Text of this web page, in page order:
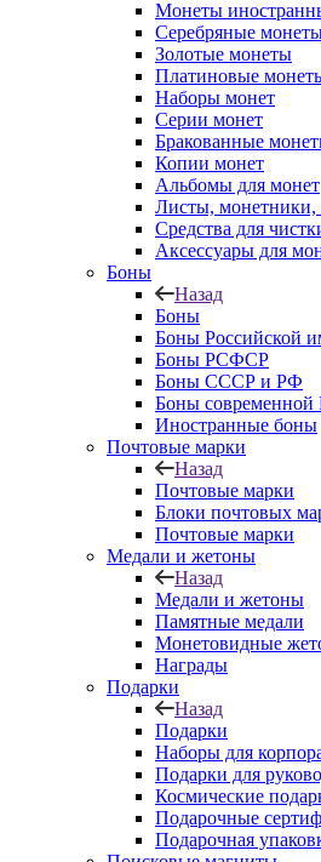
Монеты
Серебряные
Золотые монеты
Платиновые
Наборы монет
Серии монет
Бракованные
Копии монет
Альбомы для монет
Листы, монетники,
Средства для
Аксессуары для
Боны
Назад
Боны
Боны Российской
Боны РСФСР
Боны СССР и РФ
Боны современной
Иностранные боны
Почтовые марки
Назад
Почтовые марки
Блоки почтовых
Почтовые марки
Медали и жетоны
Назад
Медали и жетоны
Памятные медали
Монетовидные
Награды
Подарки
Назад
Подарки
Наборы для
Подарки для
Космические
Подарочные
Подарочная